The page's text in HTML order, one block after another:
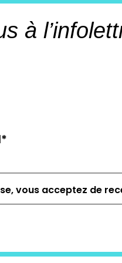
à
*
vous acceptez de